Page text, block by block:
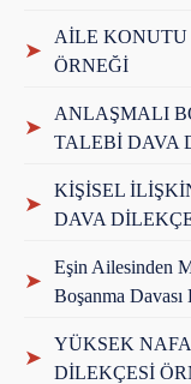
➤
AİLE KONUTU
ÖRNEĞİ
➤
ANLAŞMALI
TALEBİ DAVA
➤
KİŞİSEL
DAVA
➤
Eşin Ailesinden
Boşanma Davası
➤
YÜKSEK
DİLEKÇESİ